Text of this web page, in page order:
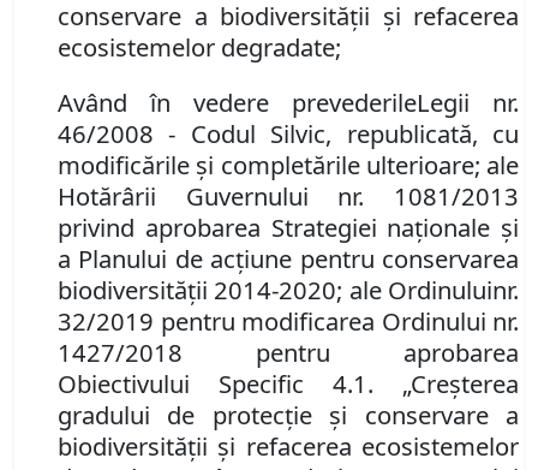
conservare a biodiversităţii şi refacerea
ecosistemelor degradate;
Având în vedere prevederileLegii nr.
46/2008- Codul Silvic, republicată, cu
modificările şi completările ulterioare; ale
Hotărârii Guvernului nr. 1081/2013
privind aprobarea Strategiei naţionale şi
a Planului de acţiune pentru conservarea
biodiversităţii 2014-2020; ale Ordinuluinr.
32/2019 pentru modificarea Ordinului nr.
1427/2018 pentru aprobarea
Obiectivului Specific 4.1. „Creşterea
gradului de protecţie şi conservare a
biodiversităţii şi refacerea ecosistemelor